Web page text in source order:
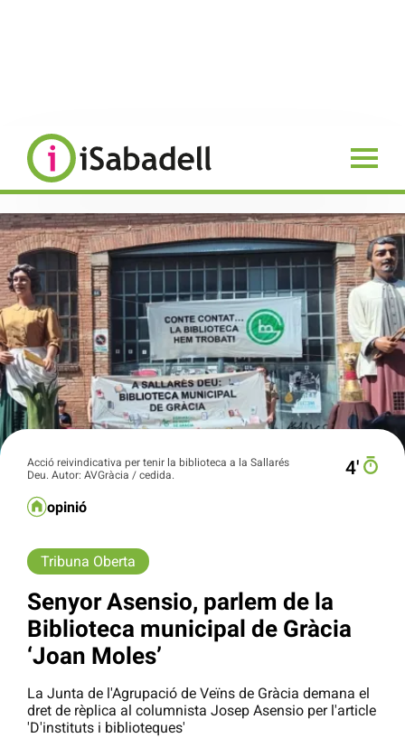
Acció reivindicativa per tenir la biblioteca a la Sallarés
Deu. Autor: AVGràcia / cedida.
4′
opinió
Tribuna Oberta
Senyor Asensio, parlem de la
Biblioteca municipal de Gràcia
‘Joan Moles’
La Junta de l'Agrupació de Veïns de Gràcia demana el
dret de rèplica al columnista Josep Asensio per l'article
'D'instituts i biblioteques'